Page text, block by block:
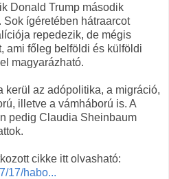
Donald Trump második
ígéretében hátraarcot
repedezik, de mégis
ami főleg belföldi és külföldi
magyarázható.
kerül az adópolitika, a migráció,
illetve a vámháború is. A
pedig Claudia Sheinbaum
cikke itt olvasható:
17/habo...